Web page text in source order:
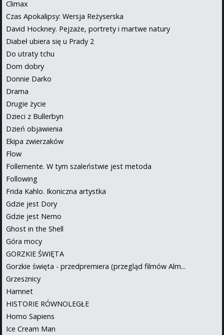
Climax
Czas Apokalipsy: Wersja Reżyserska
David Hockney. Pejzaże, portrety i martwe natury
Diabeł ubiera się u Prady 2
Do utraty tchu
Dom dobry
Donnie Darko
Drama
Drugie życie
Dzieci z Bullerbyn
Dzień objawienia
Ekipa zwierzaków
Flow
Follemente. W tym szaleństwie jest metoda
Following
Frida Kahlo. Ikoniczna artystka
Gdzie jest Dory
Gdzie jest Nemo
Ghost in the Shell
Góra mocy
GORZKIE ŚWIĘTA
Gorzkie święta - przedpremiera (przegląd filmów Alm...
Grzesznicy
Hamnet
HISTORIE RÓWNOLEGŁE
Homo Sapiens
Ice Cream Man